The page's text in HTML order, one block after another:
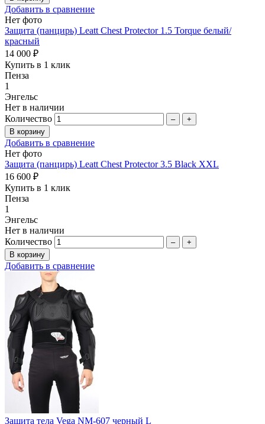
Добавить в сравнение
Нет фото
Защита (панцирь) Leatt Chest Protector 1.5 Torque белый/
красный
14 000 ₽
Купить в 1 клик
Пенза
1
Энгельс
Нет в наличии
Количество
– +
Добавить в сравнение
Нет фото
Защита (панцирь) Leatt Chest Protector 3.5 Black XXL
16 600 ₽
Купить в 1 клик
Пенза
1
Энгельс
Нет в наличии
Количество
– +
Добавить в сравнение
Защита тела Vega NM-607 черный L